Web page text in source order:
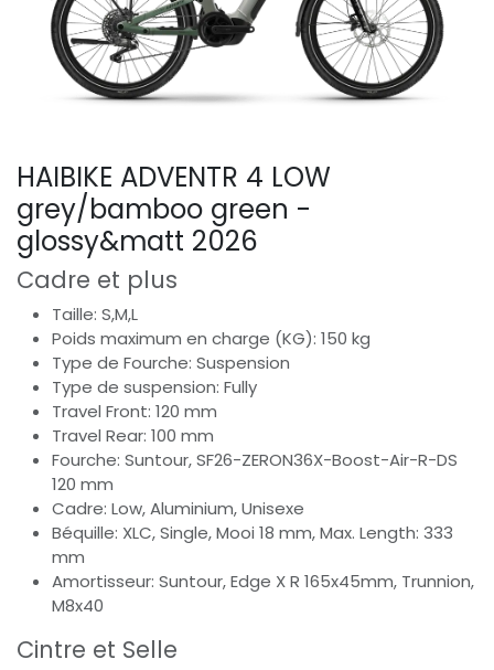
HAIBIKE ADVENTR 4 LOW
grey/bamboo green -
glossy&matt 2026
Cadre et plus
Taille: S,M,L
Poids maximum en charge (KG): 150 kg
Type de Fourche: Suspension
Type de suspension: Fully
Travel Front: 120 mm
Travel Rear: 100 mm
Fourche: Suntour, SF26-ZERON36X-Boost-Air-R-DS
120 mm
Cadre: Low, Aluminium, Unisexe
Béquille: XLC, Single, Mooi 18 mm, Max. Length: 333
mm
Amortisseur: Suntour, Edge X R 165x45mm, Trunnion,
M8x40
Cintre et Selle